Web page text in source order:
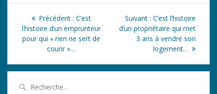
Navigation
de
l’article
Précédent : Article
précédent
:
C’est
l’histoire d’un emprunteur
pour qui « rien ne sert de
courir »…
Suivant : Article
suivant
C’est l’histoire
d’un propriétaire qui met
3 ans à vendre son
logement…